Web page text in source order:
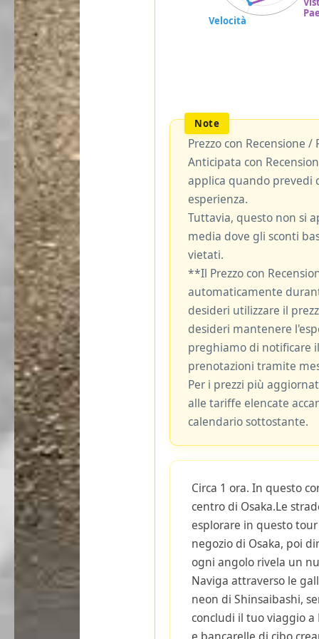
Prezzo con Recensione
Anticipata con
applica quando prevedi
esperienza.
Tuttavia, questo non si
media dove gli sconti
vietati.
**Il Prezzo con
automaticamente
desideri utilizzare il
desideri mantenere
preghiamo di notificare
prenotazioni tramite
Per i prezzi più
alle tariffe elencate
calendario sottostante.
Circa 1 ora. In questo
centro di Osaka.Le
esplorare in questo
negozio di Osaka, poi
ogni angolo rivela un
Naviga attraverso le
neon di Shinsaibashi,
concludi il tuo viaggio